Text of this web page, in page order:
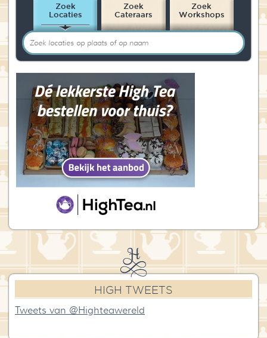
Zoek
Locaties
Zoek
Cateraars
Zoek
Workshops
HIGH TWEETS
Tweets van @Highteawereld